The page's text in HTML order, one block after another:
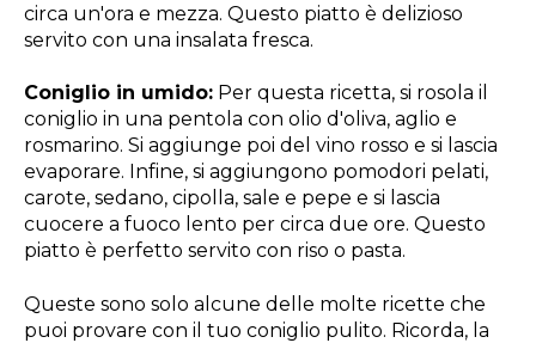
circa un'ora e mezza. Questo piatto è delizioso
servito con una insalata fresca.
Coniglio in umido: Per questa ricetta, si rosola il
coniglio in una pentola con olio d'oliva, aglio e
rosmarino. Si aggiunge poi del vino rosso e si lascia
evaporare. Infine, si aggiungono pomodori pelati,
carote, sedano, cipolla, sale e pepe e si lascia
cuocere a fuoco lento per circa due ore. Questo
piatto è perfetto servito con riso o pasta.
Queste sono solo alcune delle molte ricette che
puoi provare con il tuo coniglio pulito. Ricorda, la